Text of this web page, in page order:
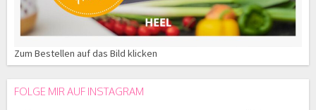
Zum Bestellen auf das Bild klicken
FOLGE MIR AUF INSTAGRAM